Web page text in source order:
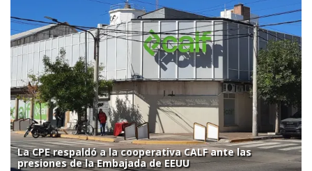
La CPE respaldó a la cooperativa CALF ante las
presiones de la Embajada de EEUU